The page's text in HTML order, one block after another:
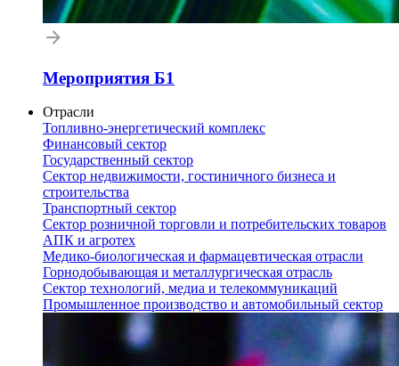
Мероприятия Б1
Отрасли
Топливно-энергетический комплекс
Финансовый сектор
Государственный сектор
Сектор недвижимости, гостиничного бизнеса и
строительства
Транспортный сектор
Сектор розничной торговли и потребительских товаров
АПК и агротех
Медико-биологическая и фармацевтическая отрасли
Горнодобывающая и металлургическая отрасль
Сектор технологий, медиа и телекоммуникаций
Промышленное производство и автомобильный сектор